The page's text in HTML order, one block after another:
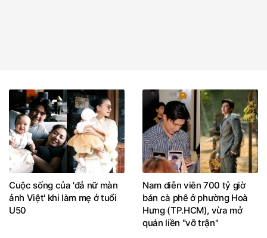
Cuộc sống của 'đả nữ màn
ảnh Việt' khi làm mẹ ở tuổi
U50
Nam diễn viên 700 tỷ giờ
bán cà phê ở phường Hoà
Hưng (TP.HCM), vừa mở
quán liền "vỡ trận"